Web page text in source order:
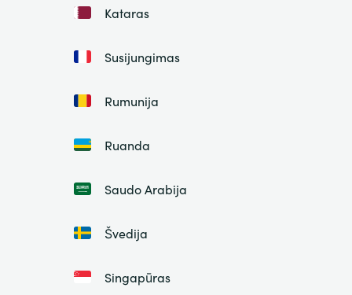
Kataras
Susijungimas
Rumunija
Ruanda
Saudo Arabija
Švedija
Singapūras